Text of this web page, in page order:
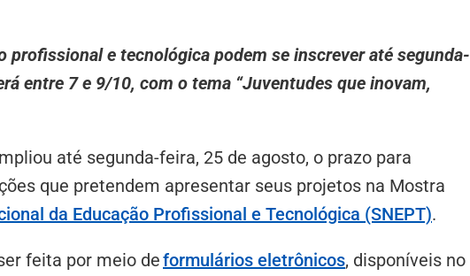
e tecnológica podem se inscrever até segunda-
entre 7 e 9/10, com o tema “Juventudes que inovam,
até segunda-feira, 25 de agosto, o prazo para
que pretendem apresentar seus projetos na Mostra
da Educação Profissional e Tecnológica (SNEPT).
feita por meio deformulários eletrônicos, disponíveis no